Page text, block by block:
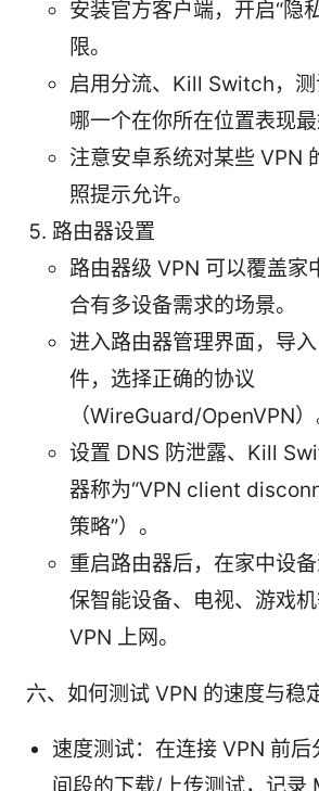
安装官方客户端，开启“隐
限。
启用分流、Kill Switch，
哪一个在你所在位置表现最
注意安卓系统对某些 VPN
照提示允许。
路由器设置
路由器级 VPN 可以覆盖家
合有多设备需求的场景。
进入路由器管理界面，导
件，选择正确的协议
（WireGuard/OpenVPN）
设置 DNS 防泄露、Kill
器称为“VPN client
策略”）。
重启路由器后，在家中设
保智能设备、电视、游戏
VPN 上网。
六、如何测试 VPN 的速度与稳
速度测试：在连接 VPN 前
间段的下载/上传测试，记录